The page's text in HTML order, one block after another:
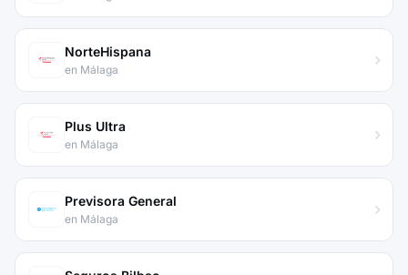
NorteHispana
en Málaga
Plus Ultra
en Málaga
Previsora General
en Málaga